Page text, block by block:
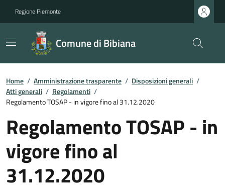
Regione Piemonte
Comune di Bibiana
Home / Amministrazione trasparente / Disposizioni generali /
Atti generali / Regolamenti /
Regolamento TOSAP - in vigore fino al 31.12.2020
Regolamento TOSAP - in
vigore fino al
31.12.2020